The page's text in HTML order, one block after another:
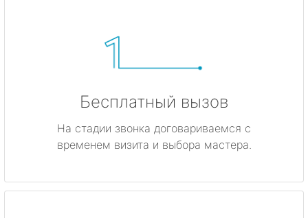
Бесплатный вызов
На стадии звонка договариваемся с
временем визита и выбора мастера.